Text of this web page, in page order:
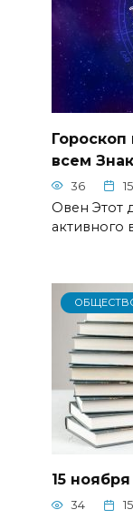
Гороскоп
всем
36
Овен Этот
активного
15
34